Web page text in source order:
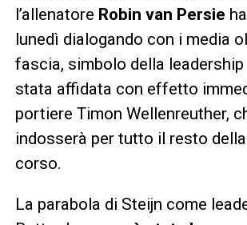
l’allenatore Robin van Persie
lunedì dialogando con i media
fascia, simbolo della leadership
stata affidata con effetto
portiere Timon Wellenreuther,
indosserà per tutto il resto
corso.
La parabola di Steijn come